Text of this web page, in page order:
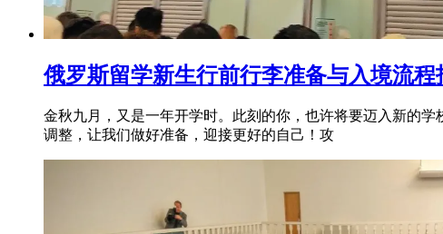
俄罗斯留学新生行前行李准备与入境流程
金秋九月，又是一年开学时。此刻的你，也许将要迈入新的
调整，让我们做好准备，迎接更好的自己！攻